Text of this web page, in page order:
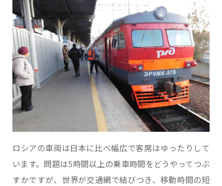
ロシアの車両は日本に比べ幅広で客席はゆったりして
います。問題は5時間以上の乗車時間をどうやってつぶ
すかですが、世界が交通網で結びつき、移動時間の短